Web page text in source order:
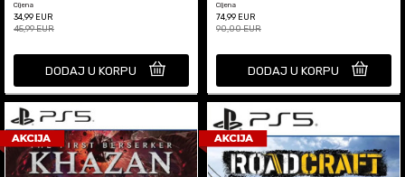
Cijena
34,99 EUR
45,99EUR
DODAJ U KORPU
Cijena
74,99 EUR
90,00EUR
DODAJ U KORPU